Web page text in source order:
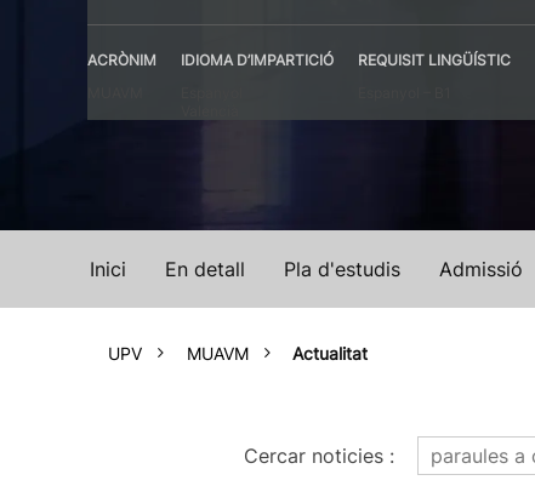
ACRÒNIM
IDIOMA D’IMPARTICIÓ
REQUISIT LINGÜÍSTIC
Inici En detall Pla d'estudis Admissió
UPV MUAVM Actualitat
Cercar noticies :